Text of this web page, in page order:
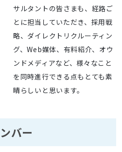
サルタントの皆さまも、経路ご
とに担当していただき、採用戦
略、ダイレクトリクルーティン
グ、Web媒体、有料紹介、オウ
ンドメディアなど、様々なこと
を同時進行できる点もとても素
晴らしいと思います。
バー